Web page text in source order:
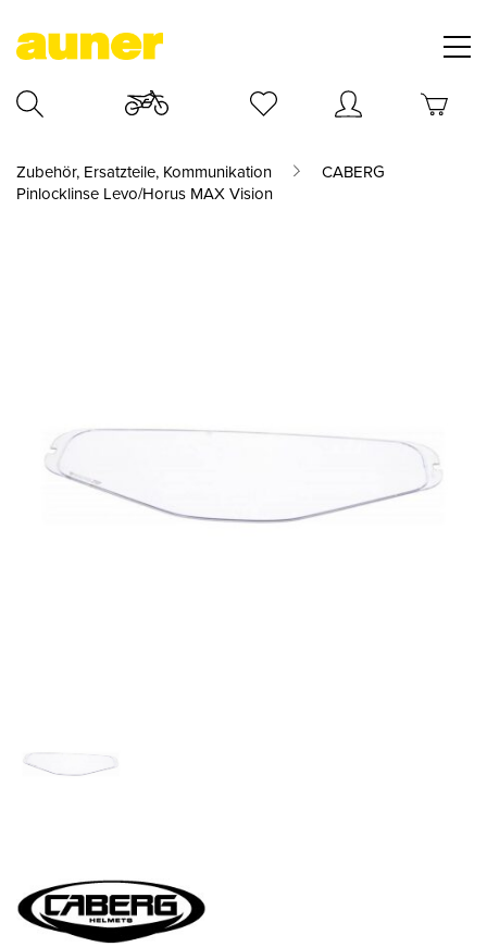
Zubehör, Ersatzteile, Kommunikation
CABERG
Pinlocklinse Levo/Horus MAX Vision